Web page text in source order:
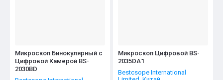
Микроскоп Бинокулярный с
Цифровой Камерой BS-
2030BD
Микроскоп Цифровой BS-
2035DA1
Bestcsope International